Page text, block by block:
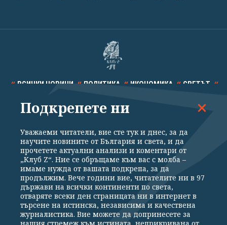
ВСИЧКИ НОВИНИ ПОЛИТИКА ИКОНОМИКА СВЕТЪТ
СПОРТ КУЛТУРА ТЕХНОЛОГИИ КАЛЕЙДОСКОП
Общи условия
Политика за поверителност
Реклама
Партньори Контакти
За Клуб Z
Екип
Подкрепете ни
Подкрепете ни
Уважаеми читатели, вие сте тук и днес, за да
научите новините от България и света, и да
прочетете актуални анализи и коментари от
„Клуб Z“. Ние се обръщаме към вас с молба –
имаме нужда от вашата подкрепа, за да
продължим. Вече години вие, читателите ни в 97
държави на всички континенти по света,
отваряте всеки ден страницата ни в интернет в
търсене на истинска, независима и качествена
журналистика. Вие можете да допринесете за